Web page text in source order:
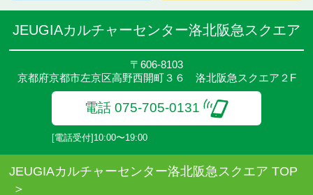
JEUGIAカルチャーセンター洛北阪急スクエア
〒606-8103
京都府京都市左京区高野西開町３６ 洛北阪急スクエア２F
電話 075-705-0131
[電話受付]10:00〜19:00
JEUGIAカルチャーセンター洛北阪急スクエア TOP